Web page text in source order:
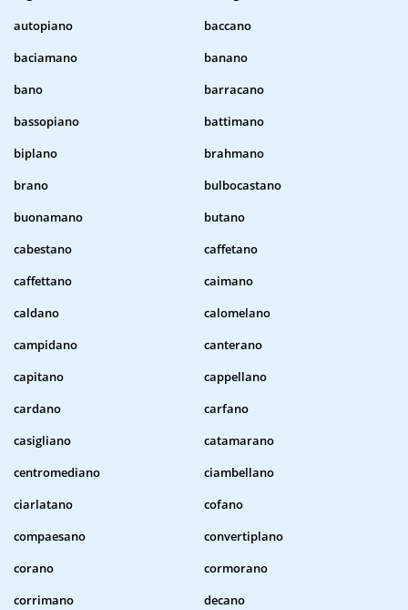
autopiano
baccano
baciamano
banano
bano
barracano
bassopiano
battimano
biplano
brahmano
brano
bulbocastano
buonamano
butano
cabestano
caffetano
caffettano
caimano
caldano
calomelano
campidano
canterano
capitano
cappellano
cardano
carfano
casigliano
catamarano
centromediano
ciambellano
ciarlatano
cofano
compaesano
convertiplano
corano
cormorano
corrimano
decano